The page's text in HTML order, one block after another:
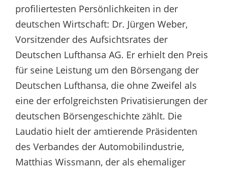
profiliertesten Persönlichkeiten in der
deutschen Wirtschaft: Dr. Jürgen Weber,
Vorsitzender des Aufsichtsrates der
Deutschen Lufthansa AG. Er erhielt den Preis
für seine Leistung um den Börsengang der
Deutschen Lufthansa, die ohne Zweifel als
eine der erfolgreichsten Privatisierungen der
deutschen Börsengeschichte zählt. Die
Laudatio hielt der amtierende Präsidenten
des Verbandes der Automobilindustrie,
Matthias Wissmann, der als ehemaliger